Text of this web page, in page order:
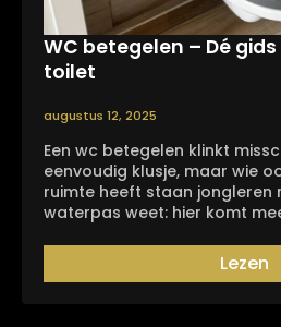
WC betegelen – Dé
toilet
augustus 12, 2025
Een wc betegelen klinkt
eenvoudig klusje, maar wie
ruimte heeft staan jongleren
waterpas weet: hier komt
Lezen